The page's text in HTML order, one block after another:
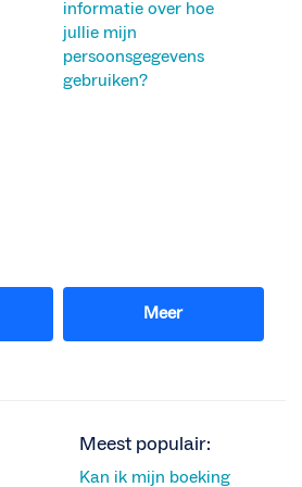
informatie over hoe
jullie mijn
persoonsgegevens
gebruiken?
Meer
Meest populair:
Kan ik mijn boeking